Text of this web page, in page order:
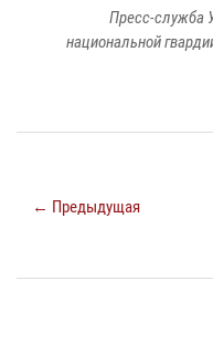
Пресс-служба
национальной
← Предыдущая